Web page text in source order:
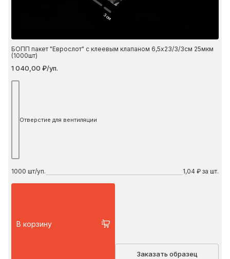
3 см
БОПП пакет "Еврослот" с клеевым клапаном 6,5х23/3/3см 25мкм
(1000шт)
1 040,00 ₽/уп.
Отверстие для вентиляции
1000 шт/уп. 1,04 ₽ за шт.
В корзину
Заказать образец